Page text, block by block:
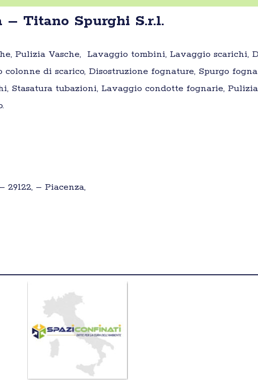
– Titano Spurghi S.r.l.
Pulizia Vasche, Lavaggio tombini, Lavaggio scarichi,
di scarico, Disostruzione fognature, Spurgo
Stasatura tubazioni, Lavaggio condotte fognarie,
– Piacenza,